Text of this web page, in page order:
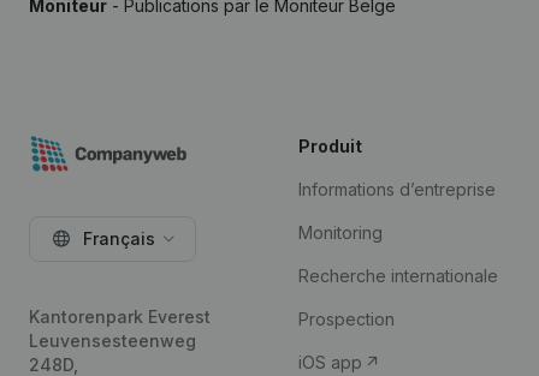
Moniteur - Publications par le Moniteur Belge
Français
Kantorenpark Everest
Leuvensesteenweg
248D,
Produit
Informations d’entreprise
Monitoring
Recherche internationale
Prospection
iOS app